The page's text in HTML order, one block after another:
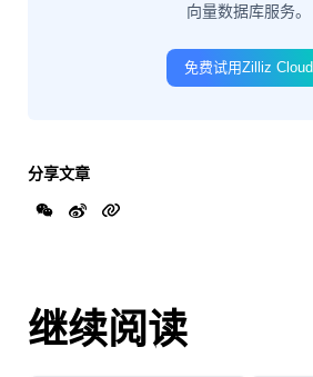
向量数据库服务。
免费试用Zilliz Cloud
分享文章
继续阅读